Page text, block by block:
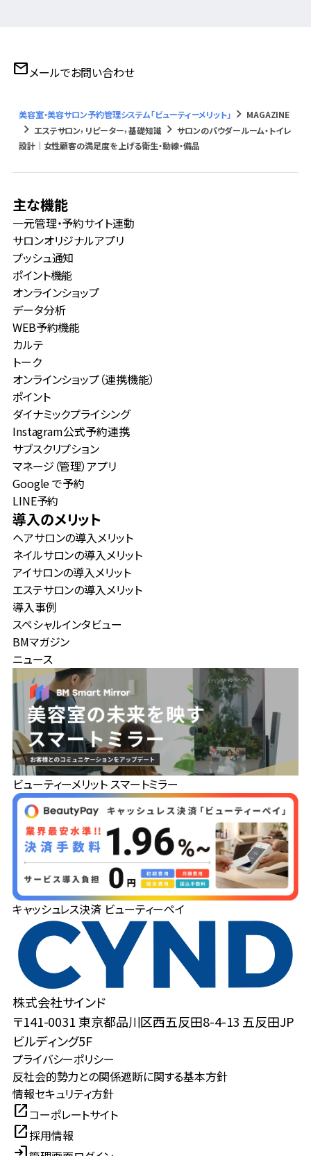
mailメールでお問い合わせ
美容室・美容サロン予約管理システム「ビューティーメリット」 keyboard_arrow_right MAGAZINE
keyboard_arrow_right エステサロン, リピーター,基礎知識 keyboard_arrow_rightサロンのパウダールーム・トイレ
設計｜女性顧客の満足度を上げる衛生・動線・備品
主な機能
一元管理・予約サイト連動
サロンオリジナルアプリ
プッシュ通知
ポイント機能
オンラインショップ
データ分析
WEB予約機能
カルテ
トーク
オンラインショップ（連携機能）
ポイント
ダイナミックプライシング
Instagram公式予約連携
サブスクリプション
マネージ（管理）アプリ
Google で予約
LINE予約
導入のメリット
ヘアサロンの導入メリット
ネイルサロンの導入メリット
アイサロンの導入メリット
エステサロンの導入メリット
導入事例
スペシャルインタビュー
BMマガジン
ニュース
ビューティーメリット スマートミラー
キャッシュレス決済 ビューティーペイ
株式会社サインド
〒141-0031 東京都品川区西五反田8-4-13 五反田JP
ビルディング5F
プライバシーポリシー
反社会的勢力との関係遮断に関する基本方針
情報セキュリティ方針
open_in_newコーポレートサイト
open_in_new採用情報